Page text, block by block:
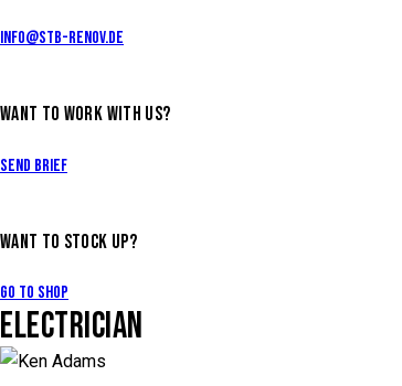
info@stb-renov.de
WANT TO WORK WITH US?
Send Brief
WANT TO STOCK UP?
Go to Shop
ELECTRICIAN